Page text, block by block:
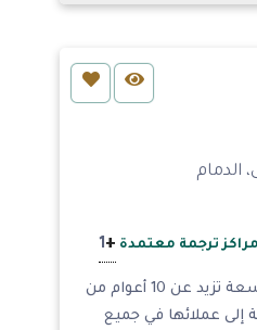
مراكز ترجمة معتمدة +
1
تعد شركة عبر الشرق للترجمة إحدى شركات الترجمة المعتمدة السعودية التي تمتلك لخبرة واسعة تزيد عن 10 أعوام من
على تقديم خدمات الترجمة إلى عملائها في جميع